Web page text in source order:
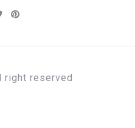
right reserved